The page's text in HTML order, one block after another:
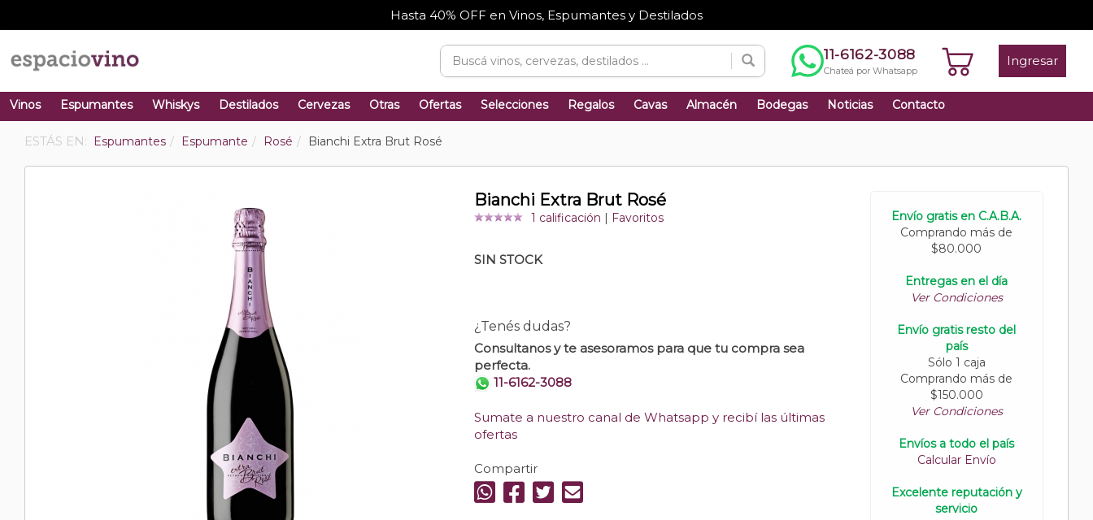
Hasta 40% OFF en Vinos, Espumantes y Destilados
11-6162-3088
Chateá por Whatsapp
Ingresar
Vinos Espumantes Whiskys Destilados Cervezas Otras Ofertas Selecciones Regalos Cavas Almacén Bodegas Noticias Contacto
ESTÁS EN: Espumantes Espumante Rosé Bianchi Extra Brut Rosé
Bianchi Extra Brut Rosé
1 calificación Favoritos
SIN STOCK
¿Tenés dudas?
Consultanos y te asesoramos para que tu compra sea
perfecta.
11-6162-3088
Sumate a nuestro canal de Whatsapp y recibí las últimas
ofertas
Compartir
Envío gratis en C.A.B.A.
Comprando más de
$80.000
Entregas en el día
Ver Condiciones
Envío gratis resto del
país
Sólo 1 caja
Comprando más de
$150.000
Ver Condiciones
Envíos a todo el país
Calcular Envío
Excelente reputación y
servicio